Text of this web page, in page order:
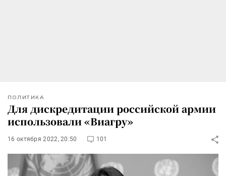
ПОЛИТИКА
Для дискредитации российской армии
использовали «Виагру»
16 октября 2022, 20:50 101